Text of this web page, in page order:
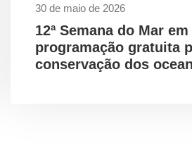
30 de maio de 2026
12ª Semana do Mar
programação gratuita
conservação dos